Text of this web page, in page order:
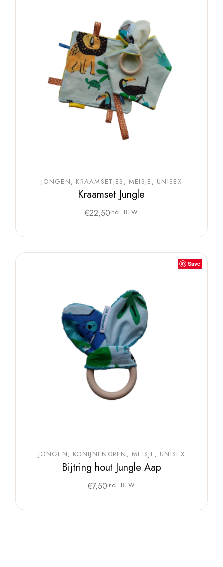
JONGEN KRAAMSETJES MEISJE UNISEX
Kraamset Jungle
€22,50Incl. BTW
Save
JONGEN KONIJNENOREN MEISJE UNISEX
Bijtring hout Jungle Aap
€7,50Incl. BTW